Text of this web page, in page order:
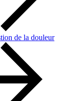
de la douleur